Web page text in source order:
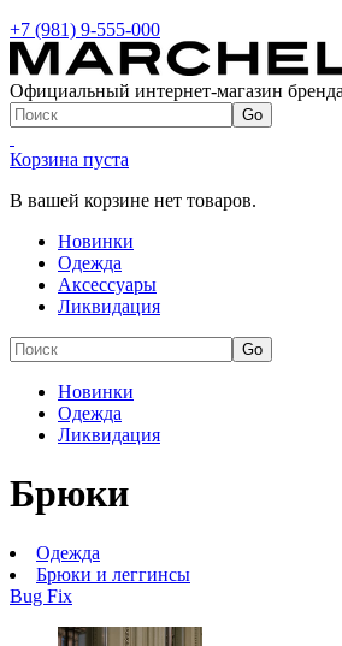
+7 (981) 9-555-000
Официальный интернет-магазин
Корзина пуста
В вашей корзине нет товаров.
Новинки
Одежда
Аксессуары
Ликвидация
Новинки
Одежда
Ликвидация
Брюки
Одежда
Брюки и леггинсы
Bug Fix